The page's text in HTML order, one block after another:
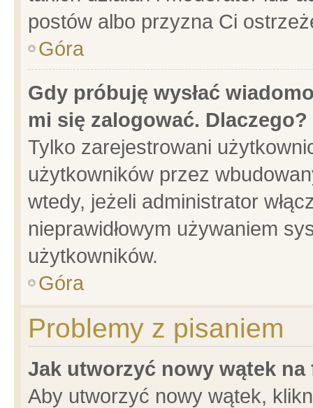
postów albo przyzna Ci
Góra
Gdy próbuję wysłać
mi się zalogować. Dlaczego?
Tylko zarejestrowani
użytkowników przez
wtedy, jeżeli administrator
nieprawidłowym używaniem
użytkowników.
Góra
Problemy z pisaniem
Jak utworzyć nowy wątek na
Aby utworzyć nowy wątek,